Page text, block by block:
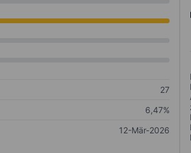
27
6,47%
12-Mär-2026